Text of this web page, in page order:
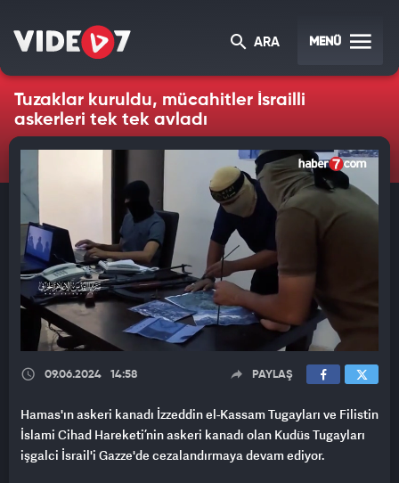
ARA MENÜ
Tuzaklar kuruldu, mücahitler İsrailli
askerleri tek tek avladı
09.06.2024 14:58 PAYLAŞ
Hamas'ın askeri kanadı İzzeddin el-Kassam Tugayları ve Filistin
İslami Cihad Hareketi’nin askeri kanadı olan Kudüs Tugayları
işgalci İsrail'i Gazze'de cezalandırmaya devam ediyor.